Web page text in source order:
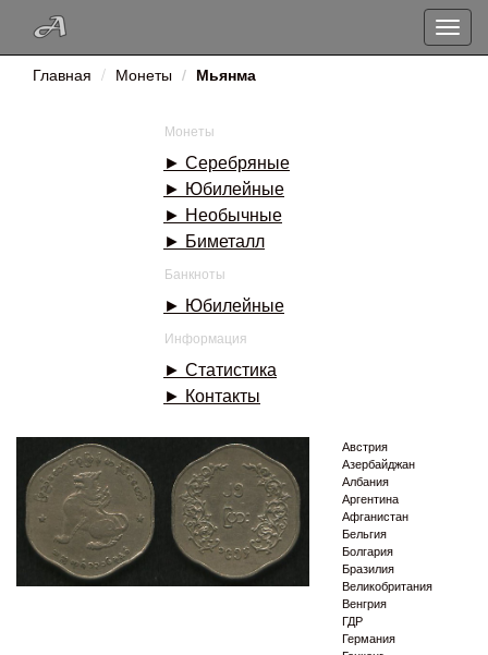
Toggle
Главная Монеты Мьянма
Монеты
► Серебряные
► Юбилейные
► Необычные
► Биметалл
Банкноты
► Юбилейные
Информация
► Статистика
► Контакты
Австрия
Азербайджан
Албания
Аргентина
Афганистан
Бельгия
Болгария
Бразилия
Великобритания
Венгрия
ГДР
Германия